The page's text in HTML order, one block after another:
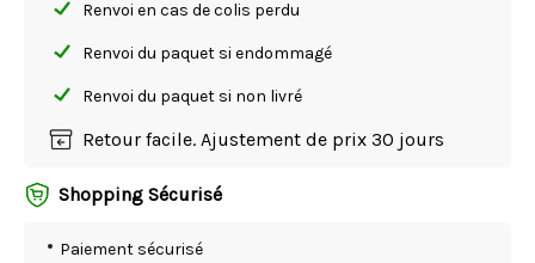
Renvoi en cas de colis perdu
Renvoi du paquet si endommagé
Renvoi du paquet si non livré
Retour facile. Ajustement de prix 30 jours
Shopping Sécurisé
Paiement sécurisé